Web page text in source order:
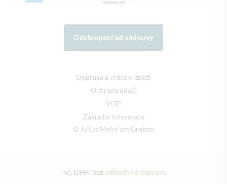
Odstoupení od smlouvy
Doprava a vrácení zboží
Ochrana údajů
VOP
Základní informace
© Julius Meinl am Graben
*vč. DPH, bez nákladů na dopravu